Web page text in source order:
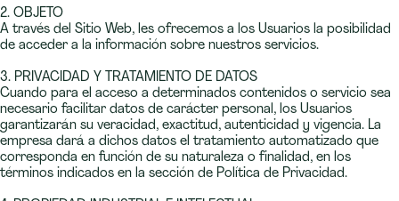
2. OBJETO
A través del Sitio Web, les ofrecemos a los Usuarios la posibilidad
de acceder a la información sobre nuestros servicios.
3. PRIVACIDAD Y TRATAMIENTO DE DATOS
Cuando para el acceso a determinados contenidos o servicio sea
necesario facilitar datos de carácter personal, los Usuarios
garantizarán su veracidad, exactitud, autenticidad y vigencia. La
empresa dará a dichos datos el tratamiento automatizado que
corresponda en función de su naturaleza o finalidad, en los
términos indicados en la sección de Política de Privacidad.